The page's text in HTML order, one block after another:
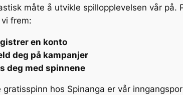
måte å utvikle spillopplevelsen vår
frem:
en konto
deg på kampanjer
deg med spinnene
gratisspinn hos Spinanga er vår